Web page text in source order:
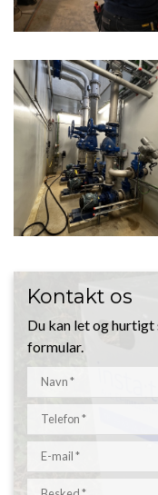
Kontakt os
Du kan let og hurtigt
formular.